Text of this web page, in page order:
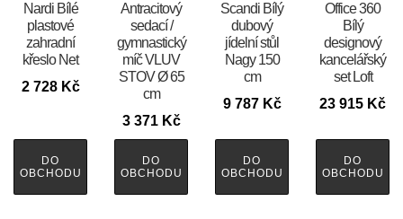
Nardi Bílé
plastové
zahradní
křeslo Net
2 728 Kč
DO
OBCHODU
Antracitový
sedací /
gymnastický
míč VLUV
STOV Ø 65
cm
3 371 Kč
DO
OBCHODU
Scandi Bílý
dubový
jídelní stůl
Nagy 150
cm
9 787 Kč
DO
OBCHODU
Office 360
Bílý
designový
kancelářský
set Loft
23 915 Kč
DO
OBCHODU